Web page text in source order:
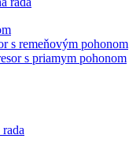
s remeňovým pohonom
s priamym pohonom